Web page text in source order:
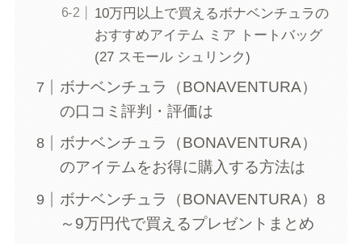
10万円以上で買えるボナベンチュラの
おすすめアイテム ミア トートバッグ
(27 スモール シュリンク)
ボナベンチュラ（BONAVENTURA）
の口コミ評判・評価は
ボナベンチュラ（BONAVENTURA）
のアイテムをお得に購入する方法は
ボナベンチュラ（BONAVENTURA）8
～9万円代で買えるプレゼントまとめ